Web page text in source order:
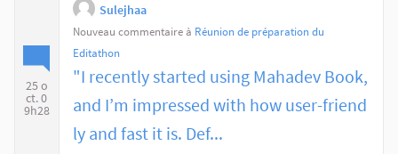
25 o
ct. 0
9h28
Sulejhaa
Nouveau commentaire à Réunion de préparation du
Editathon
"I recently started using Mahadev Book,
and I’m impressed with how user-friend
ly and fast it is. Def...